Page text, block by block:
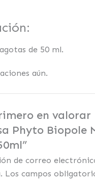
de 50 ml.
aún.
en valorar
Phyto Biopole
de correo
Los campos